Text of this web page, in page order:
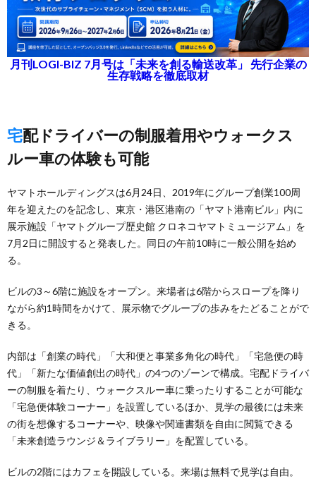
月刊LOGI-BIZ 7月号は「未来を創る輸送改革」 先行企業の
生存戦略を徹底取材
宅配ドライバーの制服着用やウォークス
ルー車の体験も可能
ヤマトホールディングスは6月24日、2019年にグループ創業100周
年を迎えたのを記念し、東京・港区港南の「ヤマト港南ビル」内に
展示施設「ヤマトグループ歴史館 クロネコヤマトミュージアム」を
7月2日に開設すると発表した。同日の午前10時に一般公開を始め
る。
ビルの3～6階に施設をオープン。来場者は6階からスロープを降り
ながら約1時間をかけて、展示物でグループの歩みをたどることがで
きる。
内部は「創業の時代」「大和便と事業多角化の時代」「宅急便の時
代」「新たな価値創出の時代」の4つのゾーンで構成。宅配ドライバ
ーの制服を着たり、ウォークスルー車に乗ったりすることが可能な
「宅急便体験コーナー」を設置しているほか、見学の最後には未来
の街を想像するコーナーや、映像や関連書類を自由に閲覧できる
「未来創造ラウンジ＆ライブラリー」を配置している。
ビルの2階にはカフェを開設している。来場は無料で見学は自由。